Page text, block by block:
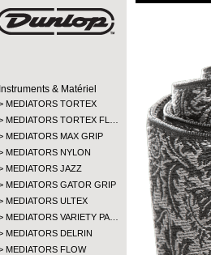
Instruments & Matériel
MEDIATORS TORTEX
MEDIATORS TORTEX FL…
MEDIATORS MAX GRIP
MEDIATORS NYLON
MEDIATORS JAZZ
MEDIATORS GATOR GRIP
MEDIATORS ULTEX
MEDIATORS VARIETY PA…
MEDIATORS DELRIN
MEDIATORS FLOW